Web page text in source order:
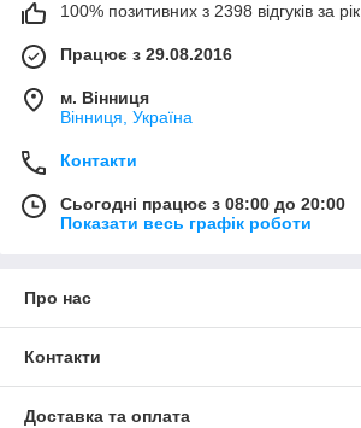
100% позитивних з 2398 відгуків за рік
Працює з 29.08.2016
м. Вінниця
Вінниця, Україна
Контакти
Сьогодні працює з 08:00 до 20:00
Показати весь графік роботи
Про нас
Контакти
Доставка та оплата